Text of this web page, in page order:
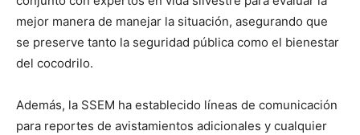
mejor manera de manejar la situación, asegurando que
se preserve tanto la seguridad pública como el bienestar
del cocodrilo.
Además, la SSEM ha establecido líneas de comunicación
para reportes de avistamientos adicionales y cualquier